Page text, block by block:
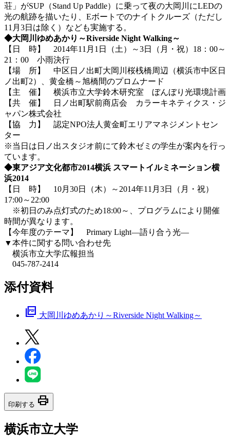
荘」がSUP（Stand Up Paddle）に乗って夜の大岡川にLEDの
光の航跡を描いたり、Eボートでのナイトクルーズ（ただし
11月3日は除く）なども実施する。
◆大岡川ゆめあかり～Riverside Night Walking～
【日 時】 2014年11月1日（土）～3日（月・祝）18：00～
21：00 小雨決行
【場 所】 中区日ノ出町大岡川桜桟橋周辺（横浜市中区日
ノ出町2）、黄金橋～旭橋間のプロムナード
【主 催】 横浜市立大学鈴木研究室 ぼんぼり光環境計画
【共 催】 日ノ出町駅前商店会 カラーキネティクス・ジ
ャパン株式会社
【協 力】 認定NPO法人黄金町エリアマネジメントセン
ター
※当日は日ノ出スタジオ前にて鈴木ゼミの学生が案内を行っ
ています。
◆東アジア文化都市2014横浜 スマートイルミネーション横
浜2014
【日 時】 10月30日（木）～2014年11月3日（月・祝）
17:00～22:00
※初日のみ点灯式のため18:00～、プログラムにより開催
時間が異なります。
【今年度のテーマ】 Primary Light―語り合う光―
▼本件に関する問い合わせ先
横浜市立大学広報担当
045-787-2414
添付資料
picture_as_pdf 大岡川ゆめあかり～Riverside Night Walking～
印刷する print
横浜市立大学